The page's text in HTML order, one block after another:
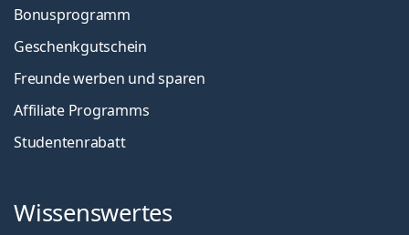
Bonusprogramm
Geschenkgutschein
Freunde werben und sparen
Affiliate Programms
Studentenrabatt
Wissenswertes